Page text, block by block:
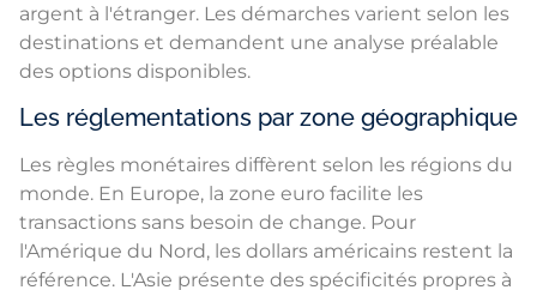
argent à l'étranger. Les démarches varient selon les
destinations et demandent une analyse préalable
des options disponibles.
Les réglementations par zone géographique
Les règles monétaires diffèrent selon les régions du
monde. En Europe, la zone euro facilite les
transactions sans besoin de change. Pour
l'Amérique du Nord, les dollars américains restent la
référence. L'Asie présente des spécificités propres à